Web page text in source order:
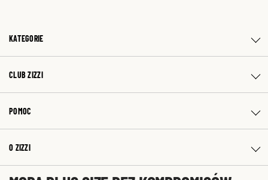
KATEGORIE
CLUB ZIZZI
POMOC
O ZIZZI